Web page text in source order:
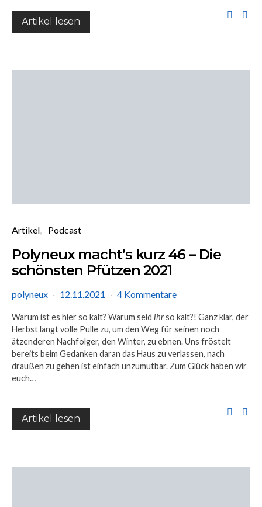
Artikel lesen
Artikel Podcast
Polyneux macht’s kurz 46 – Die
schönsten Pfützen 2021
polyneux 12.11.2021 4 Kommentare
Warum ist es hier so kalt? Warum seid ihrso kalt?! Ganz klar, der
Herbst langt volle Pulle zu, um den Weg für seinen noch
ätzenderen Nachfolger, den Winter, zu ebnen. Uns fröstelt
bereits beim Gedanken daran das Haus zu verlassen, nach
draußen zu gehen ist einfach unzumutbar. Zum Glück haben wir
euch…
Artikel lesen